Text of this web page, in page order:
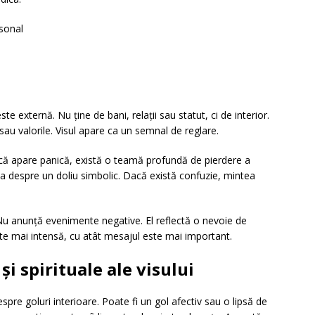
externă. Nu ține de bani, relații sau statut, ci de interior.
valorile. Visul apare ca un semnal de reglare.
apare panică, există o teamă profundă de pierdere a
un doliu simbolic. Dacă există confuzie, mintea
anunță evenimente negative. El reflectă o nevoie de
mai intensă, cu atât mesajul este mai important.
spirituale ale visului
goluri interioare. Poate fi un gol afectiv sau o lipsă de